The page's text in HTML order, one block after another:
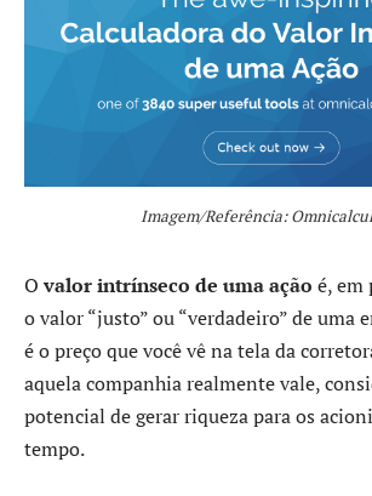
Imagem/Referência:
Ovalor intrínseco de uma ação é, em
o valor “justo” ou “verdadeiro” de uma
é o preço que você vê na tela da
aquela companhia realmente vale,
potencial de gerar riqueza para os
tempo.